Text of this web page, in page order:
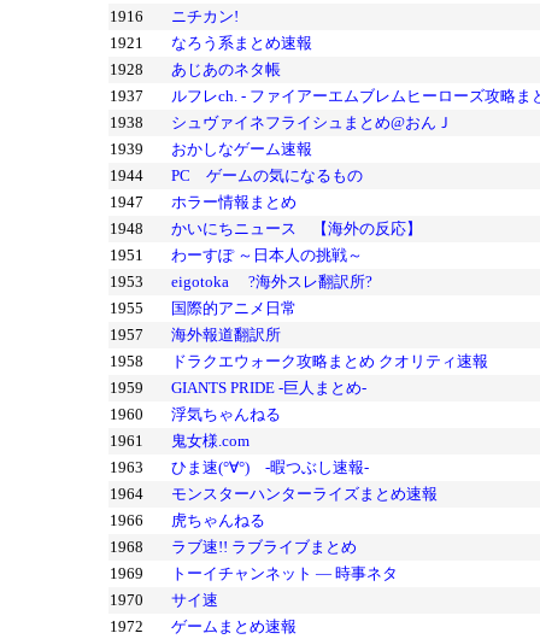
1916
ニチカン!
1921
なろう系まとめ速報
1928
あじあのネタ帳
1937
ルフレch. - ファイアーエムブレムヒーローズ攻略ま
1938
シュヴァイネフライシュまとめ@おんＪ
1939
おかしなゲーム速報
1944
PC ゲームの気になるもの
1947
ホラー情報まとめ
1948
かいにちニュース 【海外の反応】
1951
わーすぽ ～日本人の挑戦～
1953
eigotoka ?海外スレ翻訳所?
1955
国際的アニメ日常
1957
海外報道翻訳所
1958
ドラクエウォーク攻略まとめ クオリティ速報
1959
GIANTS PRIDE -巨人まとめ-
1960
浮気ちゃんねる
1961
鬼女様.com
1963
ひま速(°∀°) -暇つぶし速報-
1964
モンスターハンターライズまとめ速報
1966
虎ちゃんねる
1968
ラブ速!! ラブライブまとめ
1969
トーイチャンネット ― 時事ネタ
1970
サイ速
1972
ゲームまとめ速報